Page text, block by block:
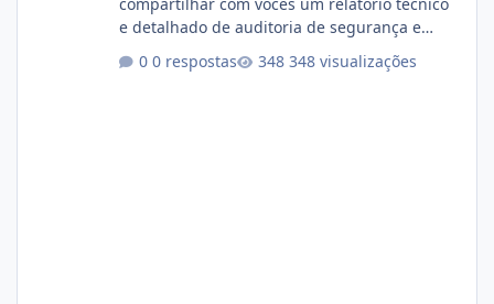
e detalhado de auditoria de segurança e
atualmente em circulação e comercialização
0 respostas 348 visualizações